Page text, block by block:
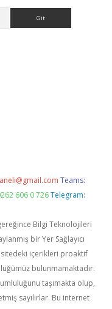
Teams:
606 0 726 Telegram:
Bilgi Teknolojileri
bir Yer Sağlayıcı
içerikleri proaktif
bulunmamaktadır.
taşımakta olup,
sayılırlar. Bu internet